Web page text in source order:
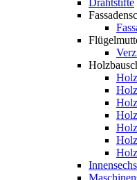
Drahtstifte